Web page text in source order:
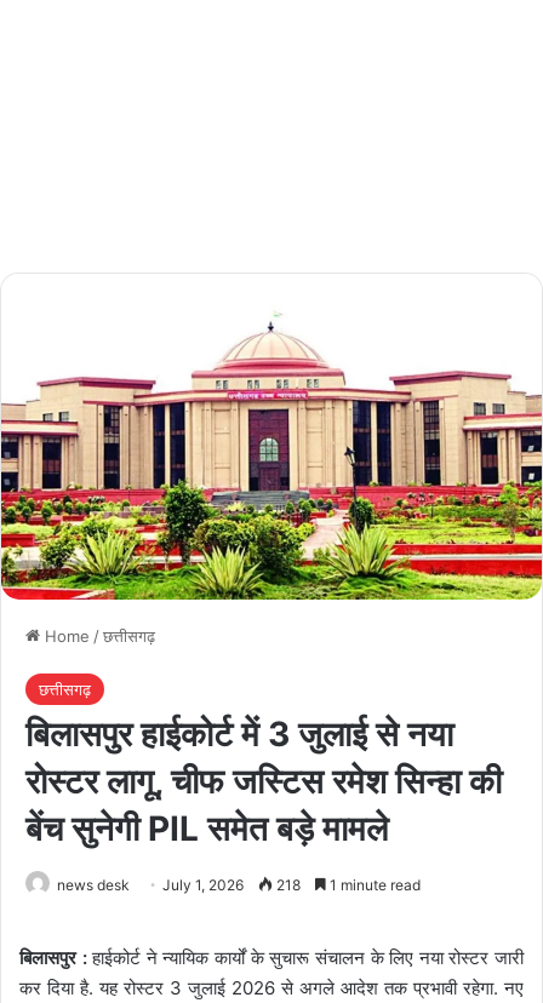
Home /छत्तीसगढ़
छत्तीसगढ़
बिलासपुर हाईकोर्ट में 3 जुलाई से नया
रोस्टर लागू, चीफ जस्टिस रमेश सिन्हा की
बेंच सुनेगी PIL समेत बड़े मामले
news desk July 1, 2026 218 1 minute read
बिलासपुर :हाईकोर्ट ने न्यायिक कार्यों के सुचारू संचालन के लिए नया रोस्टर जारी
कर दिया है. यह रोस्टर 3 जुलाई 2026 से अगले आदेश तक प्रभावी रहेगा. नए